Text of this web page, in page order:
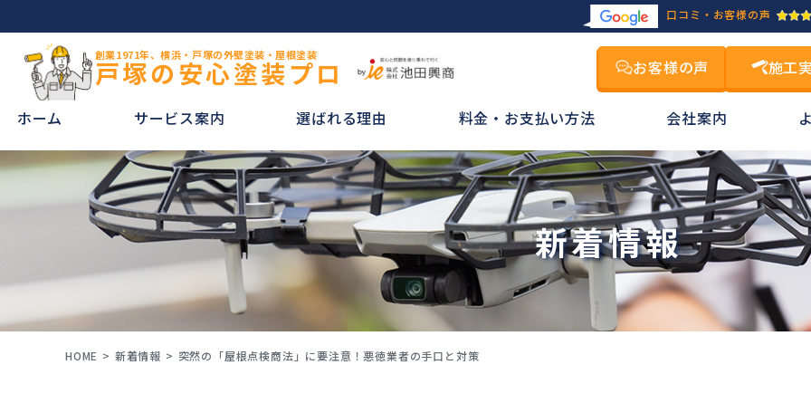
口コミ・お客様の声
創業1971年、横浜・戸塚の外壁塗装・屋根塗装
戸塚の安心塗装プロ お客様の声 施工
ホーム サービス案内 選ばれる理由 料金・お支払い方法 会社案内
新着情報
HOME 新着情報 突然の「屋根点検商法」に要注意！悪徳業者の手口と対策